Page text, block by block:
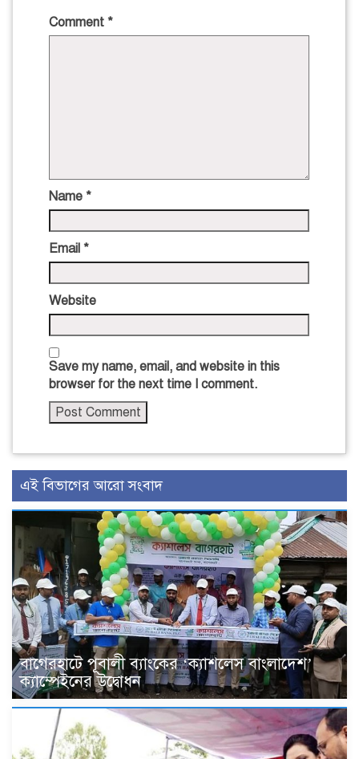
Comment *
Name *
Email *
Website
Save my name, email, and website in this
browser for the next time I comment.
এই বিভাগের আরো সংবাদ
বাগেরহাটে পূবালী ব্যাংকের ‘ক্যাশলেস বাংলাদেশ’
ক্যাম্পেইনের উদ্বোধন